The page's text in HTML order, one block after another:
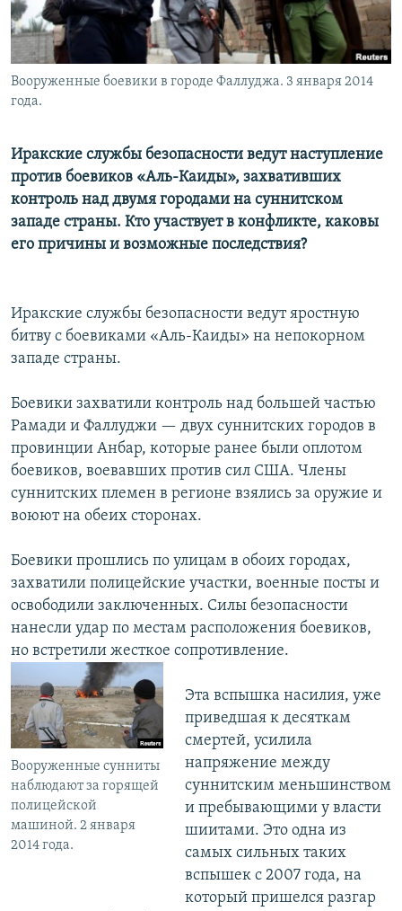
Вооруженные боевики в городе Фаллуджа. 3 января 2014
года.
Иракские службы безопасности ведут наступление
против боевиков «Аль-Каиды», захвативших
контроль над двумя городами на суннитском
западе страны. Кто участвует в конфликте, каковы
его причины и возможные последствия?
Иракские службы безопасности ведут яростную
битву с боевиками «Аль-Каиды» на непокорном
западе страны.
Боевики захватили контроль над большей частью
Рамади и Фаллуджи — двух суннитских городов в
провинции Анбар, которые ранее были оплотом
боевиков, воевавших против сил США. Члены
суннитских племен в регионе взялись за оружие и
воюют на обеих сторонах.
Боевики прошлись по улицам в обоих городах,
захватили полицейские участки, военные посты и
освободили заключенных. Силы безопасности
нанесли удар по местам расположения боевиков,
но встретили жесткое сопротивление.
Вооруженные сунниты
наблюдают за горящей
полицейской
машиной. 2 января
2014 года.
Эта вспышка насилия, уже
приведшая к десяткам
смертей, усилила
напряжение между
суннитским меньшинством
и пребывающими у власти
шиитами. Это одна из
самых сильных таких
вспышек с 2007 года, на
который пришелся разгар